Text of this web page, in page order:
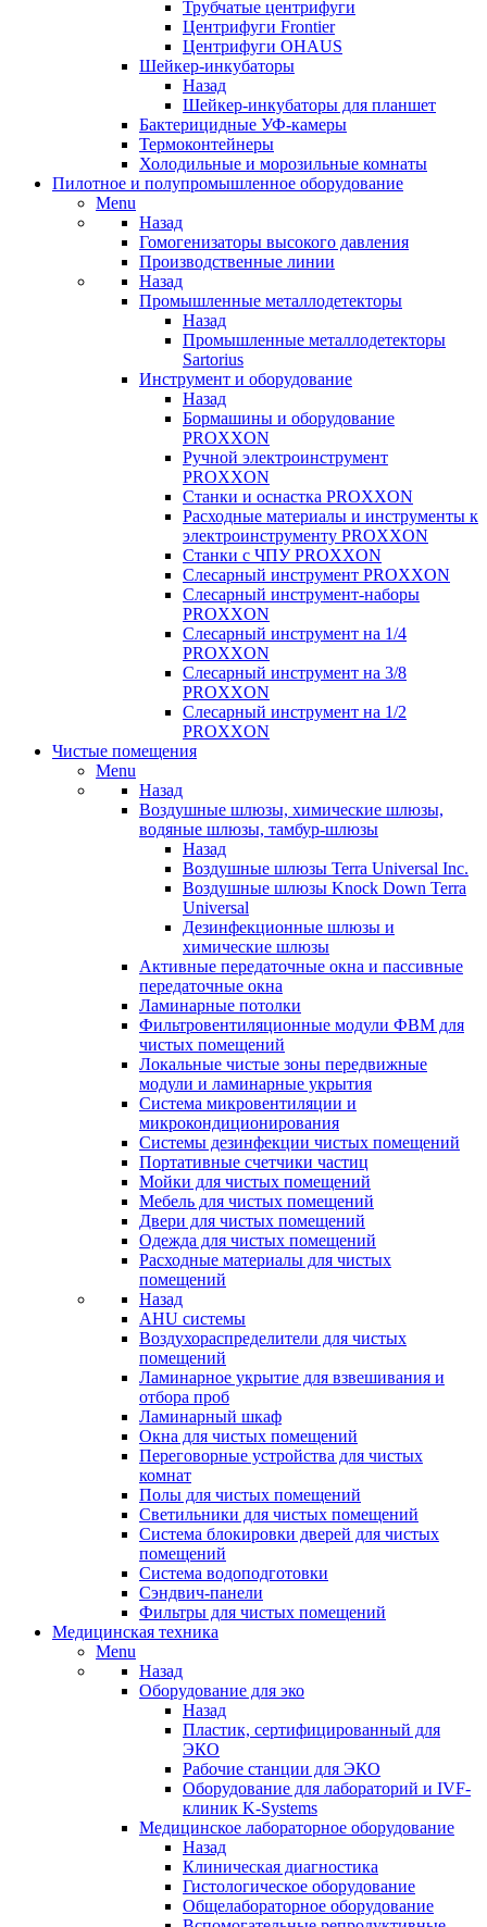
Трубчатые центрифуги
Центрифуги Frontier
Центрифуги OHAUS
Шейкер-инкубаторы
Назад
Шейкер-инкубаторы для планшет
Бактерицидные УФ-камеры
Термоконтейнеры
Холодильные и морозильные комнаты
Пилотное и полупромышленное оборудование
Menu
Назад
Гомогенизаторы высокого давления
Производственные линии
Назад
Промышленные металлодетекторы
Назад
Промышленные металлодетекторы
Sartorius
Инструмент и оборудование
Назад
Бормашины и оборудование
PROXXON
Ручной электроинструмент
PROXXON
Cтанки и оснастка PROXXON
Расходные материалы и инструменты к
электроинструменту PROXXON
Станки с ЧПУ PROXXON
Слесарный инструмент PROXXON
Слесарный инструмент-наборы
PROXXON
Слесарный инструмент на 1/4
PROXXON
Слесарный инструмент на 3/8
PROXXON
Слесарный инструмент на 1/2
PROXXON
Чистые помещения
Menu
Назад
Воздушные шлюзы, химические шлюзы,
водяные шлюзы, тамбур-шлюзы
Назад
Воздушные шлюзы Terra Universal Inc.
Воздушные шлюзы Knock Down Terra
Universal
Дезинфекционные шлюзы и
химические шлюзы
Активные передаточные окна и пассивные
передаточные окна
Ламинарные потолки
Фильтровентиляционные модули ФВМ для
чистых помещений
Локальные чистые зоны передвижные
модули и ламинарные укрытия
Система микровентиляции и
микрокондиционирования
Системы дезинфекции чистых помещений
Портативные счетчики частиц
Мойки для чистых помещений
Мебель для чистых помещений
Двери для чистых помещений
Одежда для чистых помещений
Расходные материалы для чистых
помещений
Назад
AHU системы
Воздухораспределители для чистых
помещений
Ламинарное укрытие для взвешивания и
отбора проб
Ламинарный шкаф
Окна для чистых помещений
Переговорные устройства для чистых
комнат
Полы для чистых помещений
Светильники для чистых помещений
Система блокировки дверей для чистых
помещений
Система водоподготовки
Сэндвич-панели
Фильтры для чистых помещений
Медицинская техника
Menu
Назад
Оборудование для эко
Назад
Пластик, сертифицированный для
ЭКО
Рабочие станции для ЭКО
Оборудование для лабораторий и IVF-
клиник K-Systems
Медицинское лабораторное оборудование
Назад
Клиническая диагностика
Гистологическое оборудование
Общелабораторное оборудование